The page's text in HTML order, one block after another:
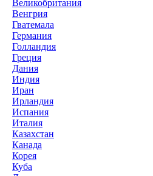
Великобритания
Венгрия
Гватемала
Германия
Голландия
Греция
Дания
Индия
Иран
Ирландия
Испания
Италия
Казахстан
Канада
Корея
Куба